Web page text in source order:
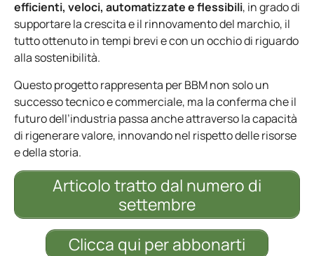
efficienti, veloci, automatizzate e flessibili, in grado di
supportare la crescita e il rinnovamento del marchio, il
tutto ottenuto in tempi brevi e con un occhio di riguardo
alla sostenibilità.
Questo progetto rappresenta per BBM non solo un
successo tecnico e commerciale, ma la conferma che il
futuro dell’industria passa anche attraverso la capacità
di rigenerare valore, innovando nel rispetto delle risorse
e della storia.
Articolo tratto dal numero di
settembre
Clicca qui per abbonarti